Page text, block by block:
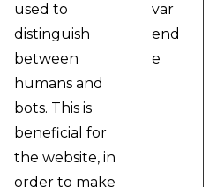
used to
distinguish
between
humans and
bots. This is
beneficial for
the website, in
order to make
var
end
e